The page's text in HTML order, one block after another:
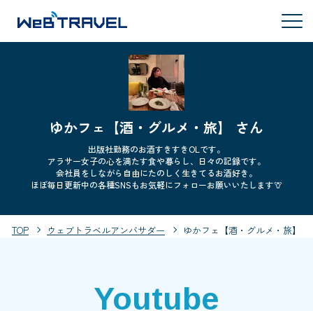
ゆかフェ【酒・グルメ・旅】 さん
出版社勤務のお酒すきすきOLです。
アラサー女子の心を満たす食や暮らし、日々の記録です。
会社員をしながら自由にたのしく生きてるお酒好き。
ほぼ毎日更新中の各種SNSもお気軽にフォローお願いいたします🦒
TOP ウェブトラベルアンバサダー ゆかフェ【酒・グルメ・旅】
Youtube